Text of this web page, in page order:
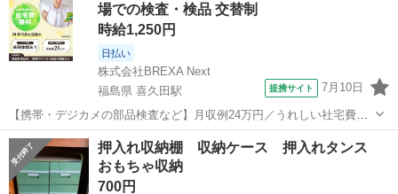
場での検査・検品 交替制
時給1,250円
日払い
株式会社BREXA Next
福島県 喜久田駅
提携サイト 7月10日
【携帯・デジカメの部品検査など】月収例24万円／うれしい社宅費無
料◎／赴任旅費会社負担★ 人気の工場のお仕事 ◇携帯やデジカメ部品
の検査やマシンオペレーター業務◇ ＊クリーンルーム内でのオシゴト
＊ ・携帯やデジカメ用部品...
福島 郡山市 喜久田駅 その他
押入れ収納棚 収納ケース 押入れタンス
おもちゃ収納
700円